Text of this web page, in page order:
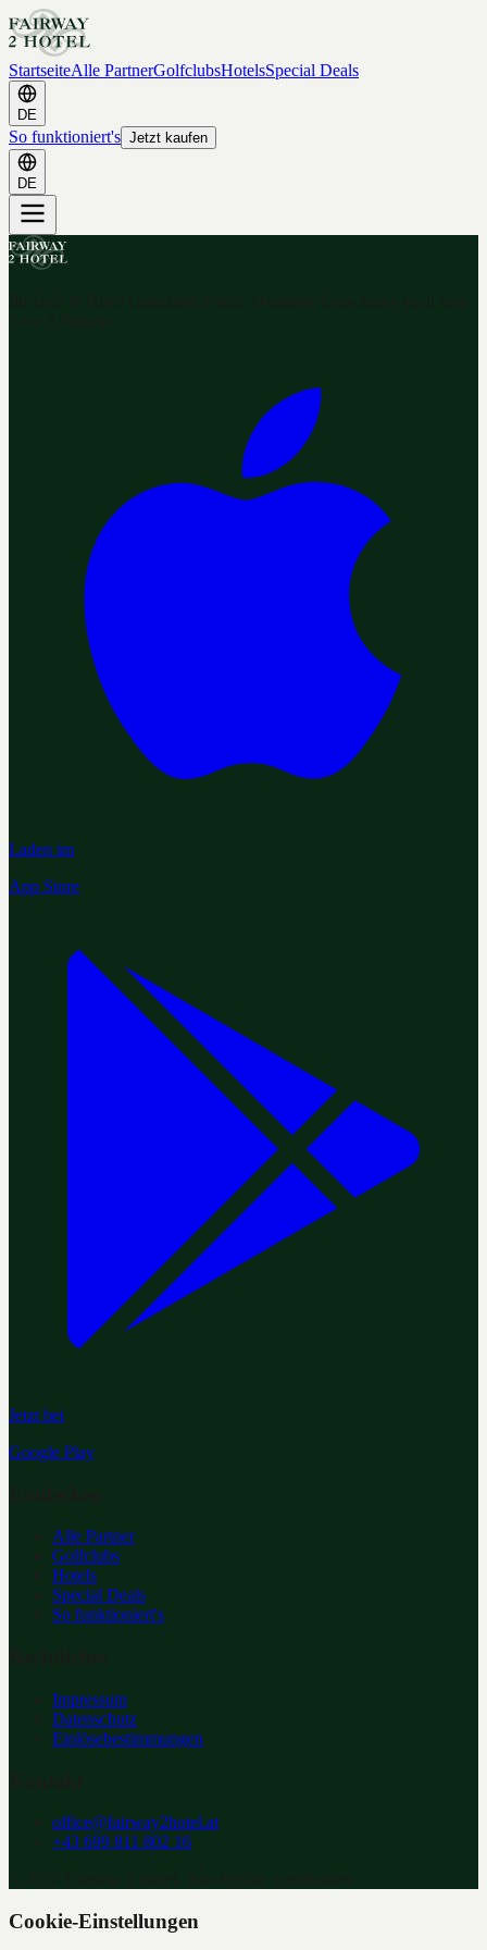
StartseiteAlle PartnerGolfclubsHotelsSpecial Deals
DE
So funktioniert's Jetzt kaufen
DE
Laden im
App Store
Jetzt bei
Google Play
Alle Partner
Golfclubs
Hotels
Special Deals
So funktioniert's
Impressum
Datenschutz
Einlösebestimmungen
office@fairway2hotel.at
+43 699 811 802 16
Cookie-Einstellungen